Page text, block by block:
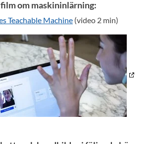
om maskininlärning:
Teachable Machine (video 2 min)